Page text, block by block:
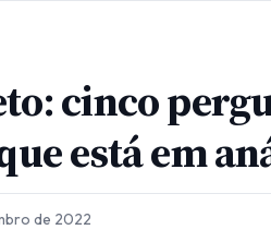
cinco
está em
de 2022